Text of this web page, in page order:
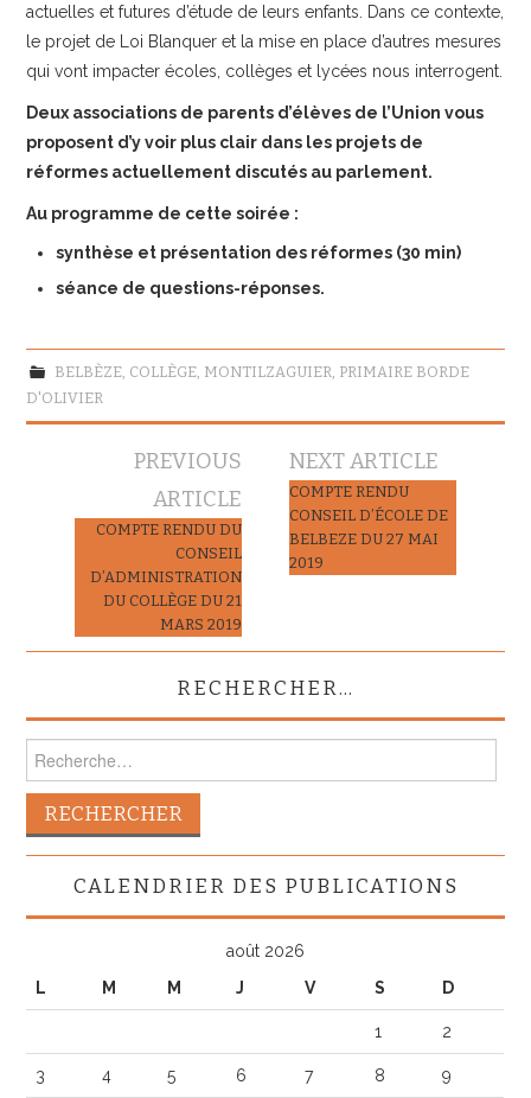
actuelles et futures d’étude de leurs enfants. Dans ce contexte,
le projet de Loi Blanquer et la mise en place d’autres mesures
qui vont impacter écoles, collèges et lycées nous interrogent.
Deux associations de parents d’élèves de l’Union vous
proposent d’y voir plus clair dans les projets de
réformes actuellement discutés au parlement.
Au programme de cette soirée :
synthèse et présentation des réformes (30 min)
séance de questions-réponses.
BELBÈZE, COLLÈGE, MONTILZAGUIER PRIMAIRE BORDE
D'OLIVIER
Navigation
articles
PREVIOUS
ARTICLE
COMPTE RENDU DU
CONSEIL
D’ADMINISTRATION
DU COLLÈGE DU 21
MARS 2019
NEXT ARTICLE
COMPTE RENDU
CONSEIL D’ÉCOLE DE
BELBEZE DU 27 MAI
2019
RECHERCHER…
CALENDRIER DES PUBLICATIONS
août 2026
L
M M J V S D
1 2
3 4 5 6 7 8 9